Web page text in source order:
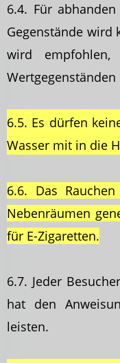
6.4. Für
Gegenstände wird
wird
6.5. Es dürfen
Wasser mit in die
6.6. Das
Nebenräumen
für E-Zigaretten.
6.7. Jeder
hat den
leisten.